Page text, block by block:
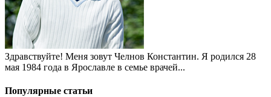
Здравствуйте! Меня зовут Челнов Константин. Я родился 28
мая 1984 года в Ярославле в семье врачей...
Популярные статьи